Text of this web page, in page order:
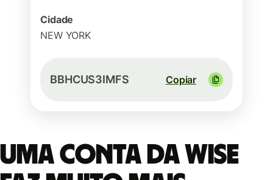
Cidade
NEW YORK
BBHCUS3IMFS Copiar
Uma conta da Wise